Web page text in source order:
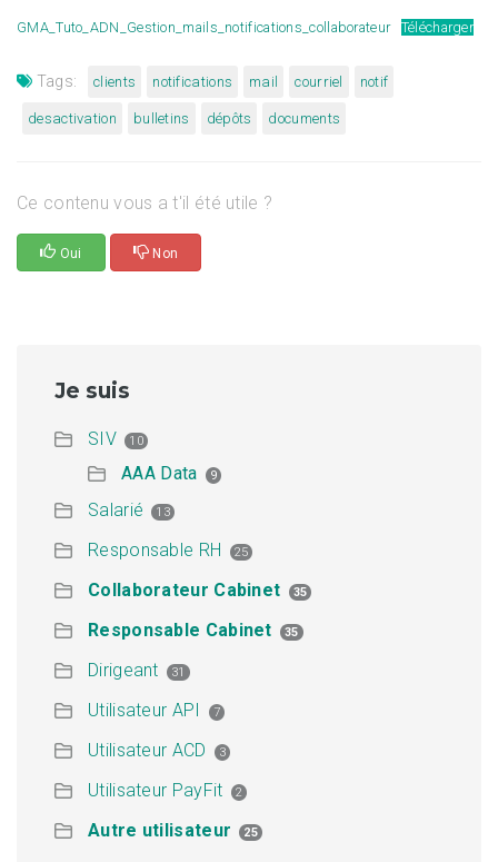
GMA_Tuto_ADN_Gestion_mails_notifications_collaborateur Télécharger
Tags: clients notifications mail courriel notif
desactivation bulletins dépôts documents
Ce contenu vous a t'il été utile ?
Oui Non
Je suis
SIV 10
AAA Data 9
Salarié 13
Responsable RH 25
Collaborateur Cabinet 35
Responsable Cabinet 35
Dirigeant 31
Utilisateur API 7
Utilisateur ACD 3
Utilisateur PayFit 2
Autre utilisateur 25